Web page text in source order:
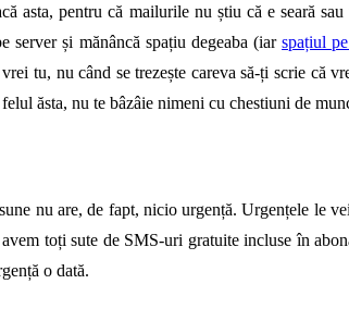
pentru că mailurile nu știu că e seară
server și mănâncă spațiu degeaba (iarspațiul
tu, nu când se trezește careva să-ți scrie că
ăsta, nu te bâzâie nimeni cu chestiuni de
nu are, de fapt, nicio urgență. Urgențele le
toți sute de SMS-uri gratuite incluse în
o dată.